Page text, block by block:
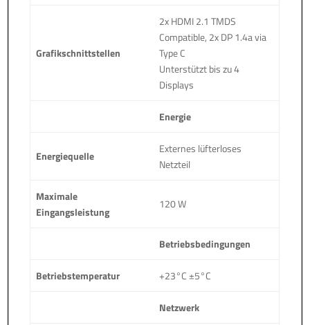
Grafikschnittstellen
2x HDMI 2.1 TMDS
Compatible, 2x DP 1.4a via
Type C
Unterstützt bis zu 4
Displays
Energie
Energiequelle
Externes lüfterloses
Netzteil
Maximale
Eingangsleistung
120 W
Betriebsbedingungen
Betriebstemperatur +23°C ±5°C
Netzwerk